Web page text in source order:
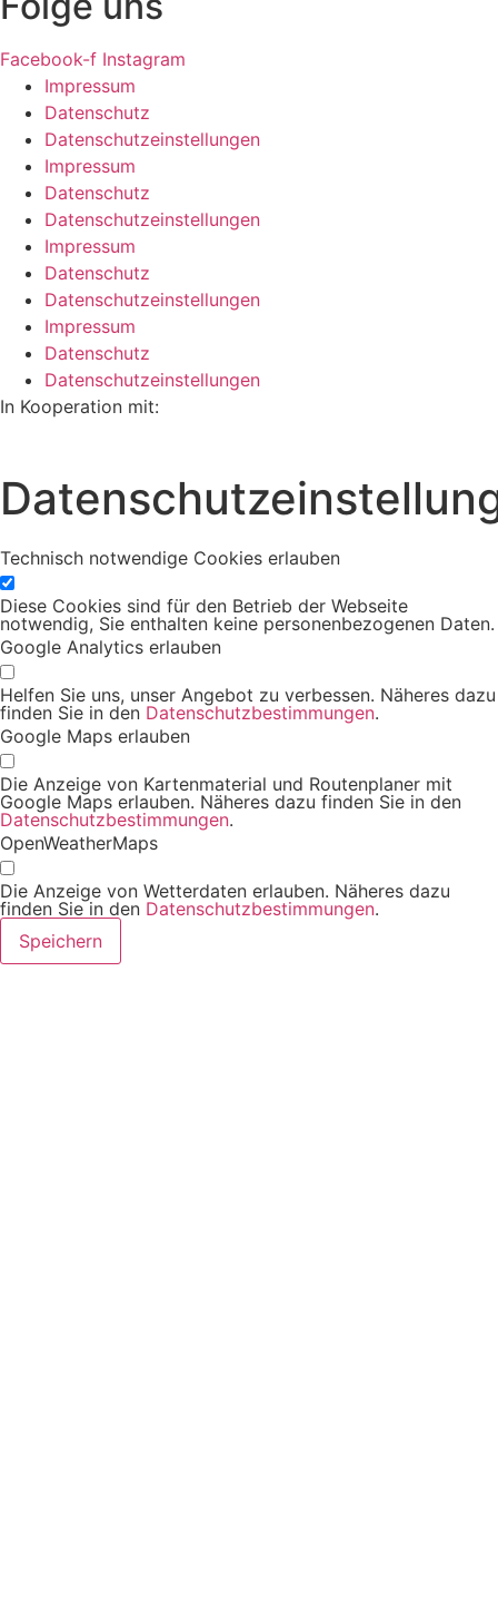
Facebook-f Instagram
Impressum
Datenschutz
Datenschutzeinstellungen
Impressum
Datenschutz
Datenschutzeinstellungen
Impressum
Datenschutz
Datenschutzeinstellungen
Impressum
Datenschutz
Datenschutzeinstellungen
In Kooperation mit:
Technisch notwendige Cookies erlauben
Diese Cookies sind für den Betrieb der Webseite
notwendig, Sie enthalten keine personenbezogenen Daten.
Google Analytics erlauben
Helfen Sie uns, unser Angebot zu verbessen. Näheres dazu
finden Sie in den Datenschutzbestimmungen.
Google Maps erlauben
Die Anzeige von Kartenmaterial und Routenplaner mit
Google Maps erlauben. Näheres dazu finden Sie in den
Datenschutzbestimmungen.
OpenWeatherMaps
Die Anzeige von Wetterdaten erlauben. Näheres dazu
finden Sie in den Datenschutzbestimmungen.
Speichern